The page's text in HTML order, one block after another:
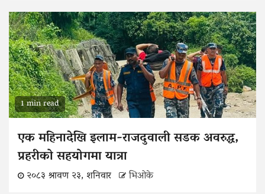
1 min read
एक महिनादेखि इलाम-राजदुवाली सडक अवरुद्ध,
प्रहरीको सहयोगमा यात्रा
२०८३ श्रावण २३, शनिवार भिओके